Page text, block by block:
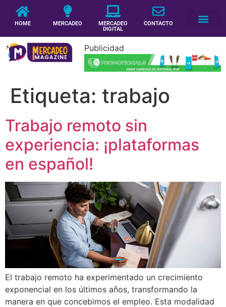
HOME MERCADEO
MERCADEO
DIGITAL
CONTACTO
Publicidad
Etiqueta: trabajo
Trabajo remoto sin
experiencia: ¡plataformas
en español!
El trabajo remoto ha experimentado un crecimiento
exponencial en los últimos años, transformando la
manera en que concebimos el empleo. Esta modalidad